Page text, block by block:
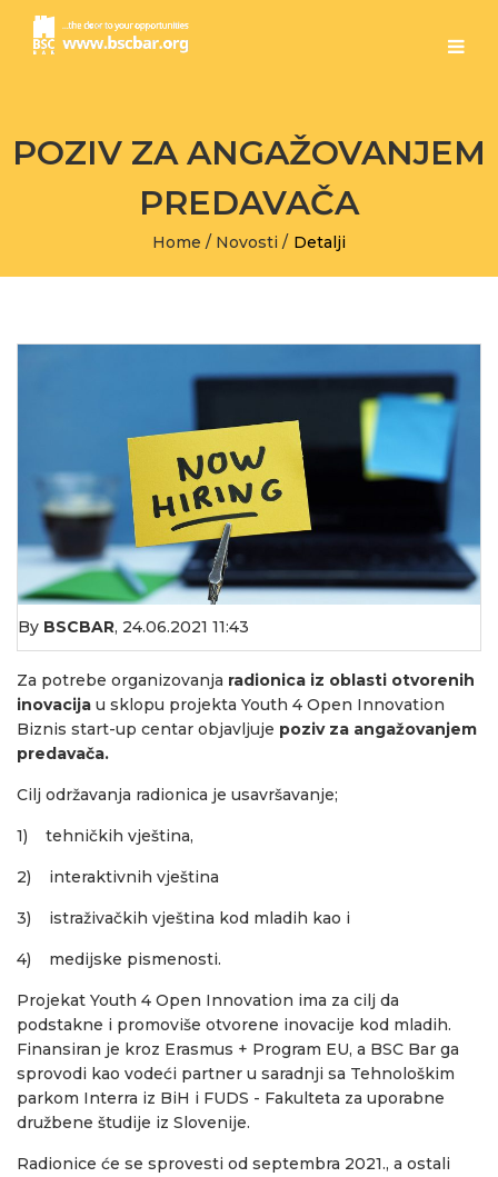
POZIV ZA ANGAŽOVANJEM
PREDAVAČA
Home / Novosti / Detalji
By BSCBAR, 24.06.2021 11:43
Za potrebe organizovanja radionica iz oblasti otvorenih
inovacija u sklopu projekta Youth 4 Open Innovation
Biznis start-up centar objavljuje poziv za angažovanjem
predavača.
Cilj održavanja radionica je usavršavanje;
1) tehničkih vještina,
2) interaktivnih vještina
3) istraživačkih vještina kod mladih kao i
4) medijske pismenosti.
Projekat Youth 4 Open Innovation ima za cilj da
podstakne i promoviše otvorene inovacije kod mladih.
Finansiran je kroz Erasmus + Program EU, a BSC Bar ga
sprovodi kao vodeći partner u saradnji sa Tehnološkim
parkom Interra iz BiH i FUDS - Fakulteta za uporabne
družbene študije iz Slovenije.
Radionice će se sprovesti od septembra 2021., a ostali